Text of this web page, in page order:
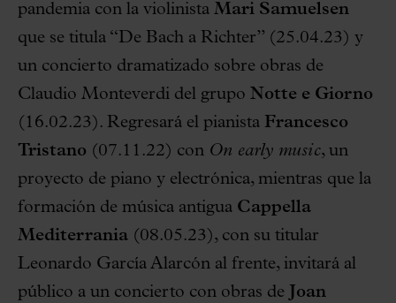
pandemia con la violinista Mari Samuelsen
que se titula “De Bach a Richter” (25.04.23) y
un concierto dramatizado sobre obras de
Claudio Monteverdi del grupo Notte e Giorno
(16.02.23). Regresará el pianista Francesco
Tristano (07.11.22) con On early music, un
proyecto de piano y electrónica, mientras que la
formación de música antigua Cappella
Mediterrania (08.05.23), con su titular
Leonardo García Alarcón al frente, invitará al
público a un concierto con obras de
Joan